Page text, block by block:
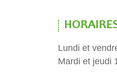
Lundi et
Mardi et jeudi